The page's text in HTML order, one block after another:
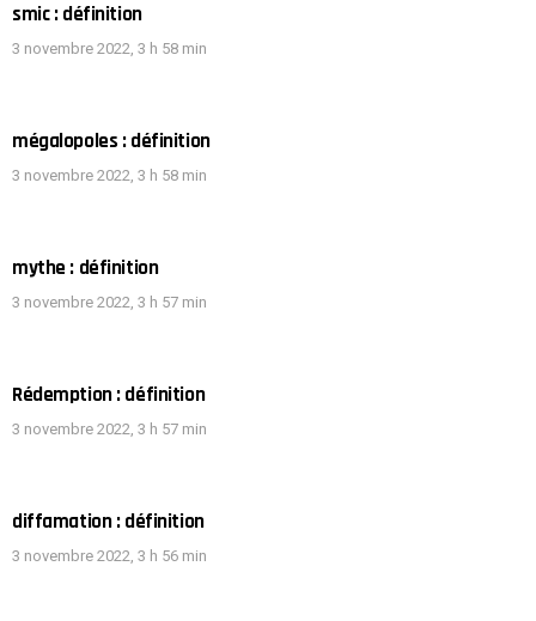
smic : définition
3 novembre 2022, 3 h 58 min
mégalopoles : définition
3 novembre 2022, 3 h 58 min
mythe : définition
3 novembre 2022, 3 h 57 min
Rédemption : définition
3 novembre 2022, 3 h 57 min
diffamation : définition
3 novembre 2022, 3 h 56 min